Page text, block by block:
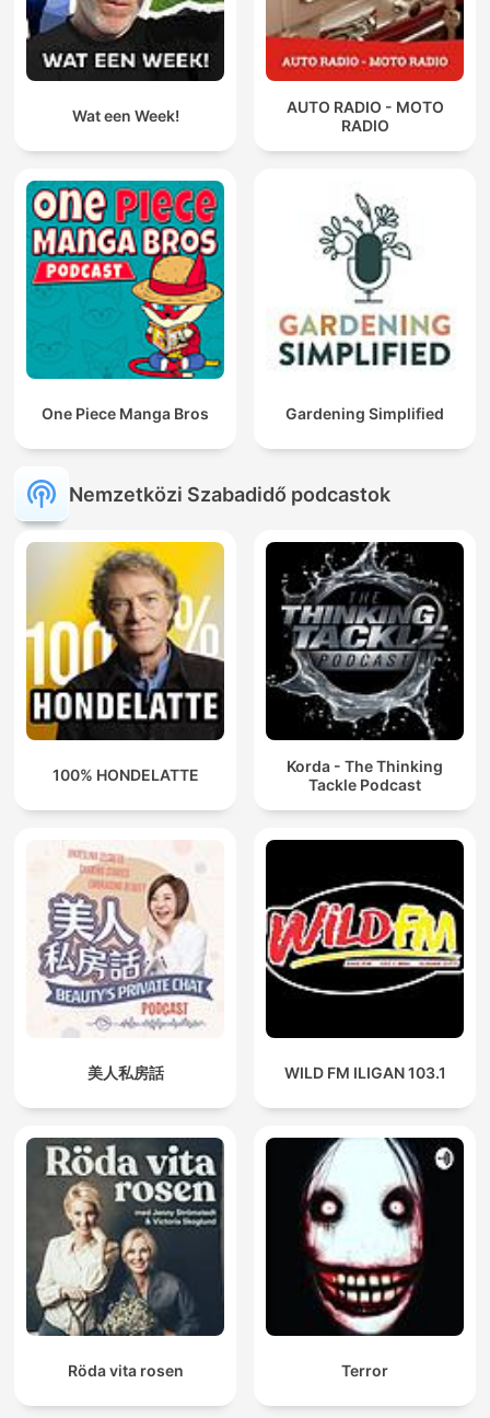
Wat een Week!
AUTO RADIO - MOTO
RADIO
One Piece Manga Bros Gardening Simplified
Nemzetközi Szabadidő podcastok
100% HONDELATTE
Korda - The Thinking
Tackle Podcast
美人私房話 WILD FM ILIGAN 103.1
Röda vita rosen Terror